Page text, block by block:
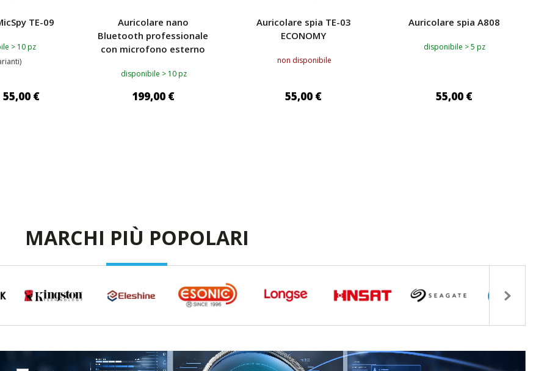
TE-09
> 10 pz
55,00 €
Auricolare nano
Bluetooth professionale
con microfono esterno
disponibile > 10 pz
199,00 €
Auricolare spia TE-03
ECONOMY
non disponibile
55,00 €
Auricolare spia A808
disponibile > 5 pz
55,00 €
MARCHI PIÙ POPOLARI